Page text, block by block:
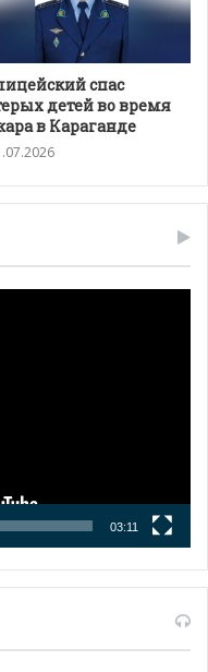
спас
детей во время
в Караганде
03:11